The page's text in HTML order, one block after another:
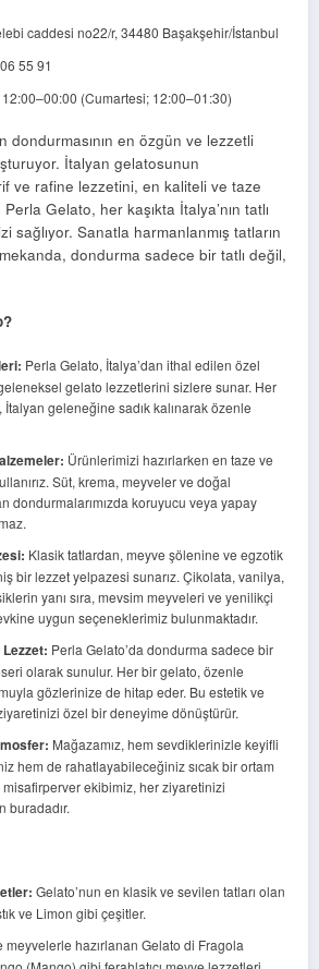
caddesi no22/r, 34480 Başakşehir/İstanbul
55 91
12:00–00:00 (Cumartesi; 12:00–01:30)
dondurmasının en özgün ve lezzetli
İtalyan gelatosunun
ve rafine lezzetini, en kaliteli ve taze
Gelato, her kaşıkta İtalya’nın tatlı
sağlıyor. Sanatla harmanlanmış tatların
dondurma sadece bir tatlı değil,
Perla Gelato, İtalya’dan ithal edilen özel
gelato lezzetlerini sizlere sunar. Her
geleneğine sadık kalınarak özenle
Ürünlerimizi hazırlarken en taze ve
Süt, krema, meyveler ve doğal
dondurmalarımızda koruyucu veya yapay
Klasik tatlardan, meyve şölenine ve egzotik
bir lezzet yelpazesi sunarız. Çikolata, vanilya,
yanı sıra, mevsim meyveleri ve yenilikçi
uygun seçeneklerimiz bulunmaktadır.
Perla Gelato’da dondurma sadece bir
olarak sunulur. Her bir gelato, özenle
gözlerinize de hitap eder. Bu estetik ve
özel bir deneyime dönüştürür.
Mağazamız, hem sevdiklerinizle keyifli
hem de rahatlayabileceğiniz sıcak bir ortam
ekibimiz, her ziyaretinizi
buradadır.
Gelato’nun en klasik ve sevilen tatları olan
ve Limon gibi çeşitler.
meyvelerle hazırlanan Gelato di Fragola